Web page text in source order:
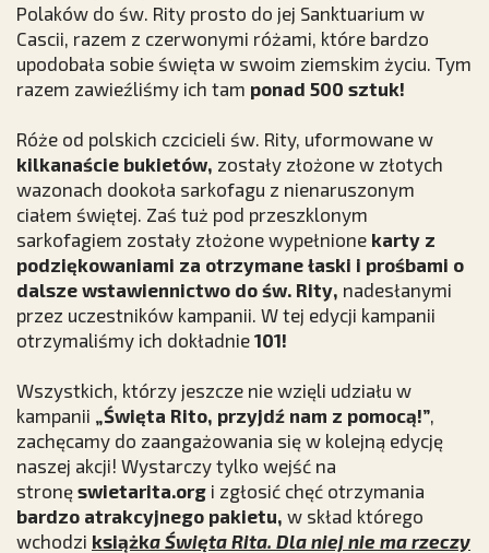
Polaków do św. Rity prosto do jej Sanktuarium w
Cascii, razem z czerwonymi różami, które bardzo
upodobała sobie święta w swoim ziemskim życiu. Tym
razem zawieźliśmy ich tam ponad 500 sztuk!
Róże od polskich czcicieli św. Rity, uformowane w
kilkanaście bukietów, zostały złożone w złotych
wazonach dookoła sarkofagu z nienaruszonym
ciałem świętej. Zaś tuż pod przeszklonym
sarkofagiem zostały złożone wypełnione karty z
podziękowaniami za otrzymane łaski i prośbami o
dalsze wstawiennictwo do św. Rity, nadesłanymi
przez uczestników kampanii. W tej edycji kampanii
otrzymaliśmy ich dokładnie 101!
Wszystkich, którzy jeszcze nie wzięli udziału w
kampanii
„Święta Rito, przyjdź nam z pomocą!”
zachęcamy do zaangażowania się w kolejną edycję
naszej akcji! Wystarczy tylko wejść na
stronę swietarita.org i zgłosić chęć otrzymania
bardzo atrakcyjnego pakietu, w skład którego
wchodzi książka Święta Rita. Dla niej nie ma rzeczy